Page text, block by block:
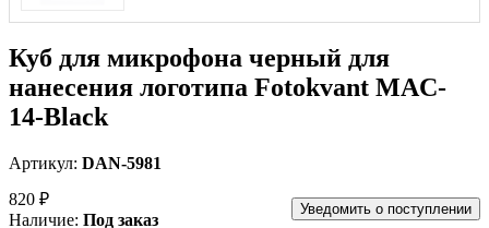
Куб для микрофона черный для
нанесения логотипа Fotokvant MAC-
14-Black
Артикул: DAN-5981
820 ₽
Наличие: Под заказ
Уведомить о поступлении